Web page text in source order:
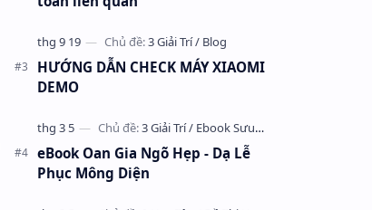
HƯỚNG DẪN CHECK MÁY XIAOMI
DEMO
eBook Oan Gia Ngõ Hẹp - Dạ Lễ
Phục Mông Diện